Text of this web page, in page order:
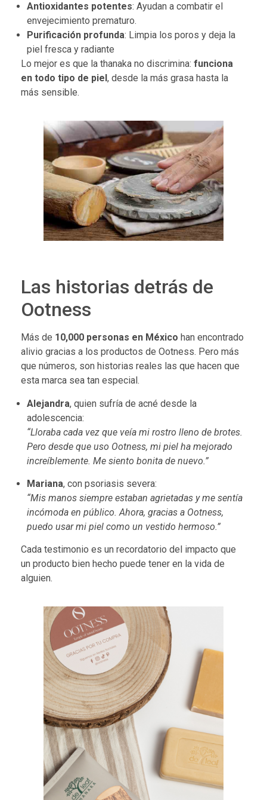
Antioxidantes potentes: Ayudan a combatir el
envejecimiento prematuro.
Purificación profunda: Limpia los poros y deja la
piel fresca y radiante
Lo mejor es que la thanaka no discrimina: funciona
en todo tipo de piel , desde la más grasa hasta la
más sensible.
Las historias detrás de
Ootness
Más de 10,000 personas en México han encontrado
alivio gracias a los productos de Ootness. Pero más
que números, son historias reales las que hacen que
esta marca sea tan especial.
Alejandra, quien sufría de acné desde la
adolescencia:
“Lloraba cada vez que veía mi rostro lleno de brotes.
Pero desde que uso Ootness, mi piel ha mejorado
increíblemente. Me siento bonita de nuevo.”
Mariana, con psoriasis severa:
“Mis manos siempre estaban agrietadas y me sentía
incómoda en público. Ahora, gracias a Ootness,
puedo usar mi piel como un vestido hermoso.”
Cada testimonio es un recordatorio del impacto que
un producto bien hecho puede tener en la vida de
alguien.